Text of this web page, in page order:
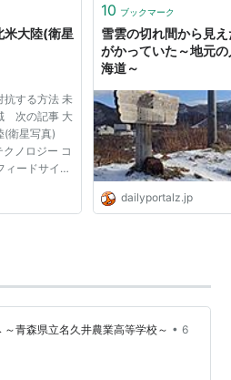
米大陸(衛星
する方法 未
次の記事 大
(衛星写真)
ノロジー コ
ィードサイエ
大陸を覆う
10 ブックマーク
雪雲の切れ間から見
がかっていた～地元
海道～
dailyportalz.jp
青森県立名久井農業高等学校～ • 6